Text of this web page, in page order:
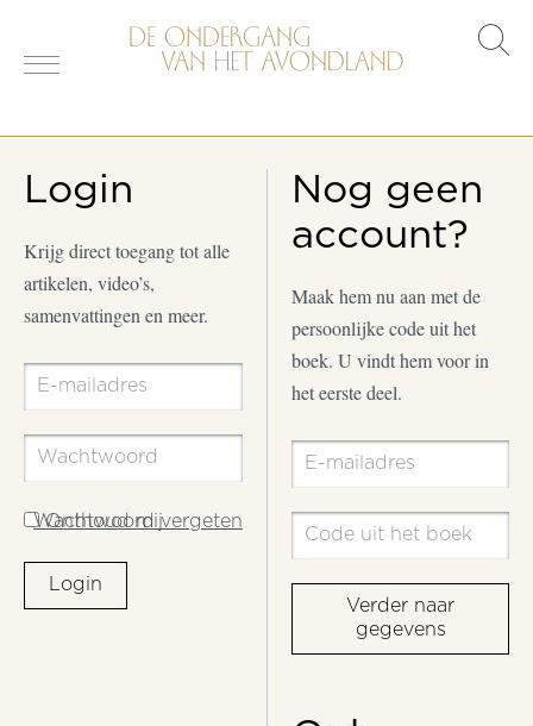
Login
Krijg direct toegang tot alle
artikelen, video’s,
samenvattingen en meer.
Wachtwoord vergeten
Onthoud mij
Login
Nog geen
account?
Maak hem nu aan met de
persoonlijke code uit het
boek. U vindt hem voor in
het eerste deel.
Verder naar
gegevens